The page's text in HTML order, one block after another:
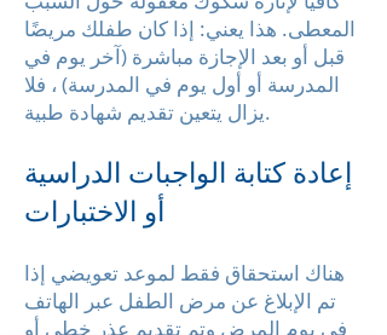
المعطى. هذا يعني: إذا كان طفلك مريضًا
قبل أو بعد الإجازة مباشرة (آخر يوم في
المدرسة أو أول يوم في المدرسة) ، فلا
يزال يتعين تقديم شهادة طبية.
إعادة كتابة الواجبات الدراسية
أو الاختبارات
هناك استحقاق فقط لموعد تعويضي إذا
تم الإبلاغ عن مرض الطفل عبر الهاتف
في يوم المرض وتم تقديم عذر خطي أو